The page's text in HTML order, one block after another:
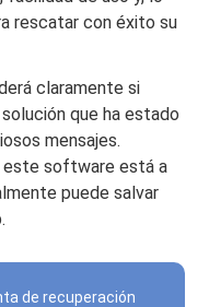
rescatar con éxito su
claramente si
que ha estado
mensajes.
este software está a
puede salvar
de recuperación